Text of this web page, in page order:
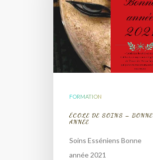
FORMATION
ÉCOLE DE SOINS – BONNE
ANNÉE
Soins Esséniens Bonne
année 2021